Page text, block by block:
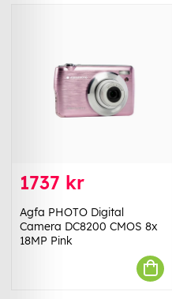
1737 kr
Agfa PHOTO Digital
Camera DC8200 CMOS 8x
18MP Pink